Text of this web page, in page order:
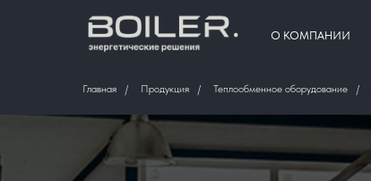
О КОМПАНИИ
Главная / Продукция / Теплообменное оборудование /